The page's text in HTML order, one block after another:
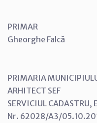
PRIMAR
Gheorghe Falcă
PRIMARIA
ARHITECT SEF
SERVICIUL CADASTRU,
Nr. 62028/A3/